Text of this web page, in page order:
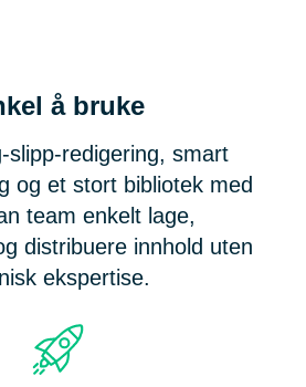
å bruke
slipp-redigering, smart
og et stort bibliotek med
team enkelt lage,
distribuere innhold uten
ekspertise.